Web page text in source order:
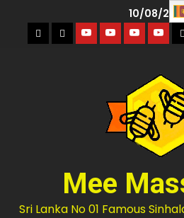
10/08/
Mee
Sri Lanka No 01 Famous